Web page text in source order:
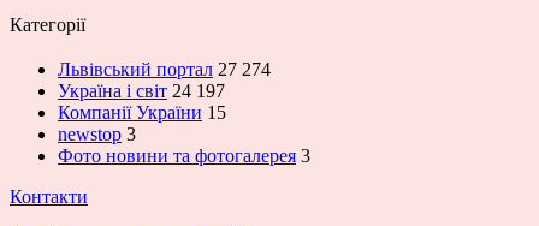
Категорії
Львівський портал 27 274
Україна і світ 24 197
Компанії України 15
newstop 3
Фото новини та фотогалерея 3
Контакти